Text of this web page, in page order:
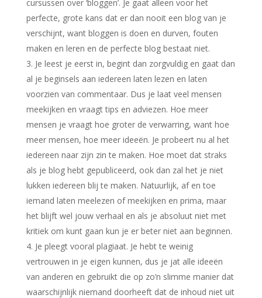
cursussen over ‘bloggen’. Je gaat alleen voor het
perfecte, grote kans dat er dan nooit een blog van je
verschijnt, want bloggen is doen en durven, fouten
maken en leren en de perfecte blog bestaat niet.
Je leest je eerst in, begint dan zorgvuldig en gaat dan
al je beginsels aan iedereen laten lezen en laten
voorzien van commentaar. Dus je laat veel mensen
meekijken en vraagt tips en adviezen. Hoe meer
mensen je vraagt hoe groter de verwarring, want hoe
meer mensen, hoe meer ideeën. Je probeert nu al het
iedereen naar zijn zin te maken. Hoe moet dat straks
als je blog hebt gepubliceerd, ook dan zal het je niet
lukken iedereen blij te maken. Natuurlijk, af en toe
iemand laten meelezen of meekijken en prima, maar
het blijft wel jouw verhaal en als je absoluut niet met
kritiek om kunt gaan kun je er beter niet aan beginnen.
Je pleegt vooral plagiaat. Je hebt te weinig
vertrouwen in je eigen kunnen, dus je jat alle ideeën
van anderen en gebruikt die op zo’n slimme manier dat
waarschijnlijk niemand doorheeft dat de inhoud niet uit